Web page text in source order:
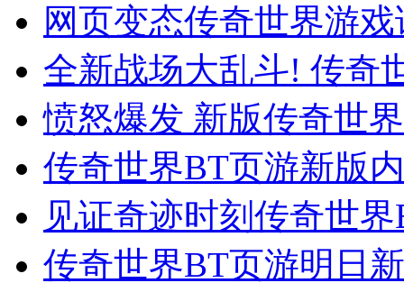
网页变态传奇世界游
全新战场大乱斗! 传奇
愤怒爆发 新版传奇世
传奇世界BT页游新版
见证奇迹时刻传奇世
传奇世界BT页游明日